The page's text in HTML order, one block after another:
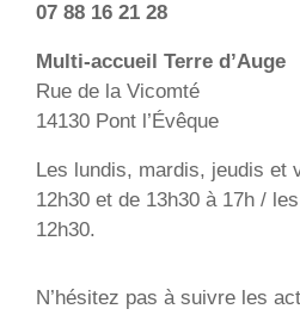
07 88 16 21 28
Multi-accueil Terre d’Auge
Rue de la Vicomté
14130 Pont l’Évêque
Les lundis, mardis, jeudis et
12h30 et de 13h30 à 17h /
12h30.
N’hésitez pas à suivre les